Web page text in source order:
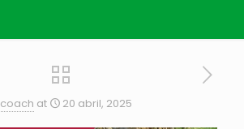
at 20 abril, 2025